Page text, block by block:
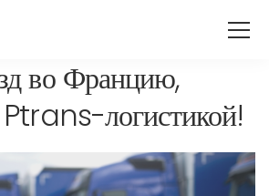
во Францию,
логистикой!